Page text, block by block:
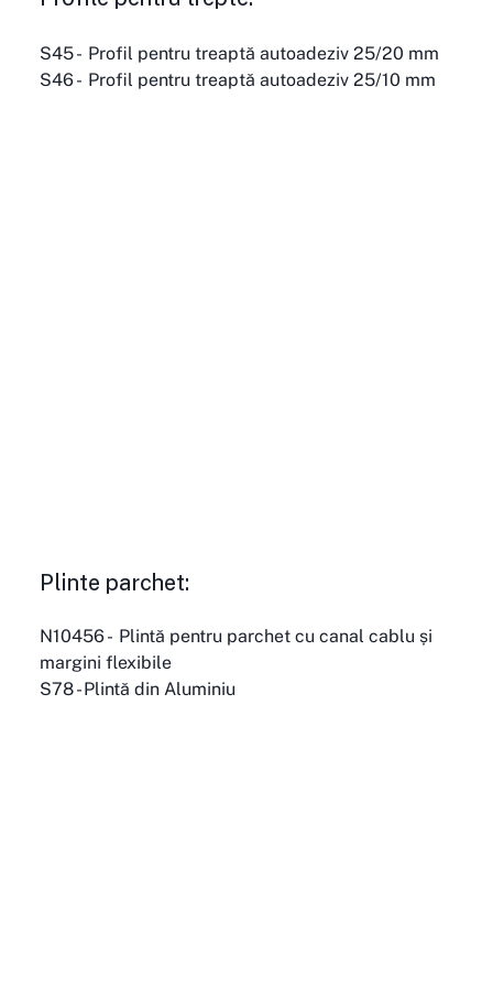
S45 -  Profil pentru treaptă autoadeziv 25/20 mm
S46 -  Profil pentru treaptă autoadeziv 25/10 mm
Plinte parchet:
N10456 -  Plintă pentru parchet cu canal cablu și
margini flexibile
S78 - Plintă din Aluminiu